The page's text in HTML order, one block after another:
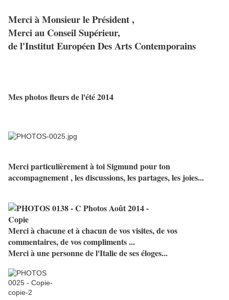
Merci à Monsieur le Président ,
Merci au Conseil Supérieur,
de l'Institut Européen Des Arts Contemporains
Mes photos fleurs de l'été 2014
Merci particulièrement à toi Sigmund pour ton
accompagnement , les discussions, les partages, les joies...
Merci à chacune et à chacun de vos visites, de vos
commentaires, de vos compliments ...
Merci à une personne de l'Italie de ses éloges...